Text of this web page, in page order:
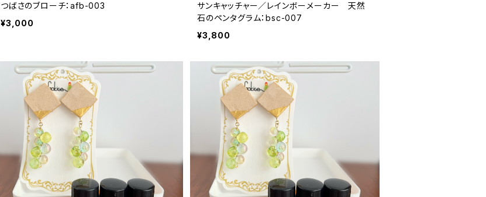
つばさのブローチ：afb-003
¥3,000
サンキャッチャー／レインボーメーカー 天然
石のペンタグラム：bsc-007
¥3,800